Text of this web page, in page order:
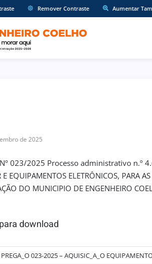
Remover Contraste Aumentar
de 2025
Nº 023/2025 Processo administrativo n.º
EQUIPAMENTOS ELETRÔNICOS, PARA
DO MUNICIPIO DE ENGENHEIRO
download
023-2025 – AQUISIC_A_O